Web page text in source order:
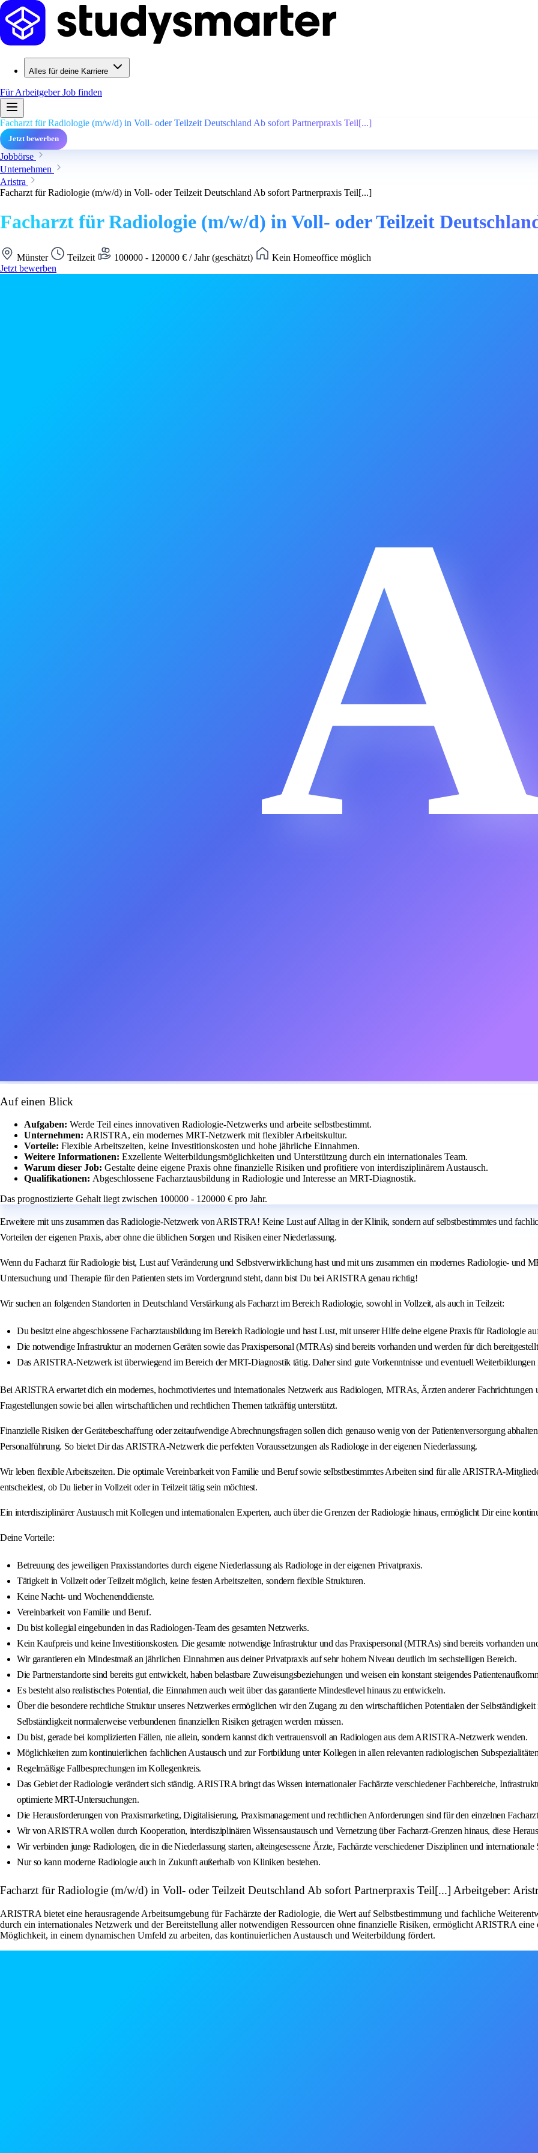
Alles für deine Karriere
Für ArbeitgeberJob finden
Facharzt für Radiologie (m/w/d) in Voll- oder Teilzeit Deutschland Ab sofort Partnerpraxis Teil[...]
Jetzt bewerben
Jobbörse
Unternehmen
Aristra
Facharzt für Radiologie (m/w/d) in Voll- oder Teilzeit Deutschland Ab sofort Partnerpraxis Teil[...]
Facharzt für Radiologie (m/w/d) in Voll- oder Teilzeit
Münster Teilzeit 100000 - 120000 € / Jahr (geschätzt)
Kein Homeoffice möglich
Jetzt bewerben
Auf einen Blick
Aufgaben: Werde Teil eines innovativen Radiologie-Netzwerks und arbeite selbstbestimmt.
Unternehmen: ARISTRA, ein modernes MRT-Netzwerk mit flexibler Arbeitskultur.
Vorteile: Flexible Arbeitszeiten, keine Investitionskosten und hohe jährliche Einnahmen.
Weitere Informationen: Exzellente Weiterbildungsmöglichkeiten und Unterstützung durch ein internationales Team.
Warum dieser Job: Gestalte deine eigene Praxis ohne finanzielle Risiken und profitiere von interdisziplinärem Austausch.
Qualifikationen: Abgeschlossene Facharztausbildung in Radiologie und Interesse an MRT-Diagnostik.
Das prognostizierte Gehalt liegt zwischen 100000 - 120000 € pro Jahr.
Erweitere mit uns zusammen das Radiologie-Netzwerk von ARISTRA! Keine Lust auf Alltag in der Klinik, sondern auf selbstbestimmtes und
Vorteilen der eigenen Praxis, aber ohne die üblichen Sorgen und Risiken einer Niederlassung.
Wenn du Facharzt für Radiologie bist, Lust auf Veränderung und Selbstverwirklichung hast und mit uns zusammen ein modernes Radiologie- und
Untersuchung und Therapie für den Patienten stets im Vordergrund steht, dann bist Du bei ARISTRA genau richtig!
Wir suchen an folgenden Standorten in Deutschland Verstärkung als Facharzt im Bereich Radiologie, sowohl in Vollzeit, als auch in Teilzeit:
Du besitzt eine abgeschlossene Facharztausbildung im Bereich Radiologie und hast Lust, mit unserer Hilfe deine eigene Praxis für Radiologie
Die notwendige Infrastruktur an modernen Geräten sowie das Praxispersonal (MTRAs) sind bereits vorhanden und werden für dich
Das ARISTRA-Netzwerk ist überwiegend im Bereich der MRT-Diagnostik tätig. Daher sind gute Vorkenntnisse und eventuell
Bei ARISTRA erwartet dich ein modernes, hochmotiviertes und internationales Netzwerk aus Radiologen, MTRAs, Ärzten anderer Fachrichtungen
Fragestellungen sowie bei allen wirtschaftlichen und rechtlichen Themen tatkräftig unterstützt.
Finanzielle Risiken der Gerätebeschaffung oder zeitaufwendige Abrechnungsfragen sollen dich genauso wenig von der Patientenversorgung
Personalführung. So bietet Dir das ARISTRA-Netzwerk die perfekten Voraussetzungen als Radiologe in der eigenen Niederlassung.
Wir leben flexible Arbeitszeiten. Die optimale Vereinbarkeit von Familie und Beruf sowie selbstbestimmtes Arbeiten sind für alle ARISTRA-
entscheidest, ob Du lieber in Vollzeit oder in Teilzeit tätig sein möchtest.
Ein interdisziplinärer Austausch mit Kollegen und internationalen Experten, auch über die Grenzen der Radiologie hinaus, ermöglicht Dir eine
Deine Vorteile:
Betreuung des jeweiligen Praxisstandortes durch eigene Niederlassung als Radiologe in der eigenen Privatpraxis.
Tätigkeit in Vollzeit oder Teilzeit möglich, keine festen Arbeitszeiten, sondern flexible Strukturen.
Keine Nacht- und Wochenenddienste.
Vereinbarkeit von Familie und Beruf.
Du bist kollegial eingebunden in das Radiologen-Team des gesamten Netzwerks.
Kein Kaufpreis und keine Investitionskosten. Die gesamte notwendige Infrastruktur und das Praxispersonal (MTRAs) sind bereits vorhanden
Wir garantieren ein Mindestmaß an jährlichen Einnahmen aus deiner Privatpraxis auf sehr hohem Niveau deutlich im sechstelligen Bereich.
Die Partnerstandorte sind bereits gut entwickelt, haben belastbare Zuweisungsbeziehungen und weisen ein konstant steigendes
Es besteht also realistisches Potential, die Einnahmen auch weit über das garantierte Mindestlevel hinaus zu entwickeln.
Über die besondere rechtliche Struktur unseres Netzwerkes ermöglichen wir den Zugang zu den wirtschaftlichen Potentialen der
Selbständigkeit normalerweise verbundenen finanziellen Risiken getragen werden müssen.
Du bist, gerade bei komplizierten Fällen, nie allein, sondern kannst dich vertrauensvoll an Radiologen aus dem ARISTRA-Netzwerk wenden.
Möglichkeiten zum kontinuierlichen fachlichen Austausch und zur Fortbildung unter Kollegen in allen relevanten radiologischen
Regelmäßige Fallbesprechungen im Kollegenkreis.
Das Gebiet der Radiologie verändert sich ständig. ARISTRA bringt das Wissen internationaler Fachärzte verschiedener Fachbereiche,
optimierte MRT-Untersuchungen.
Die Herausforderungen von Praxismarketing, Digitalisierung, Praxismanagement und rechtlichen Anforderungen sind für den einzelnen
Wir von ARISTRA wollen durch Kooperation, interdisziplinären Wissensaustausch und Vernetzung über Facharzt-Grenzen hinaus, diese
Wir verbinden junge Radiologen, die in die Niederlassung starten, alteingesessene Ärzte, Fachärzte verschiedener Disziplinen und
Nur so kann moderne Radiologie auch in Zukunft außerhalb von Kliniken bestehen.
Facharzt für Radiologie (m/w/d) in Voll- oder Teilzeit Deutschland Ab sofort Partnerpraxis Teil[...] Arbeitgeber:
ARISTRA bietet eine herausragende Arbeitsumgebung für Fachärzte der Radiologie, die Wert auf Selbstbestimmung und fachliche
durch ein internationales Netzwerk und der Bereitstellung aller notwendigen Ressourcen ohne finanzielle Risiken, ermöglicht ARISTRA
Möglichkeit, in einem dynamischen Umfeld zu arbeiten, das kontinuierlichen Austausch und Weiterbildung fördert.